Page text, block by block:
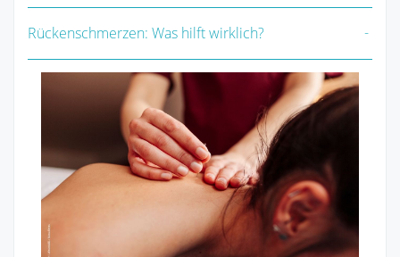
Rückenschmerzen: Was hilft wirklich?